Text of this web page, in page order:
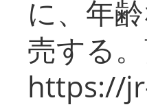
に、年
売する
https://